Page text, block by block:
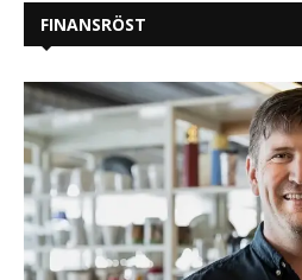
FINANSRÖST